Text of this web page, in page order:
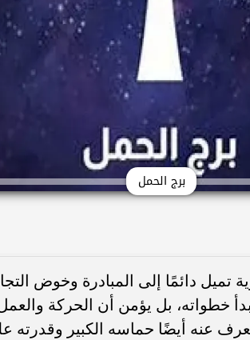
برج الحمل
تميل دائمًا إلى المبادرة وخوض
خطواته، بل يؤمن أن الحركة
عنه أيضًا حماسه الكبير وقدرته